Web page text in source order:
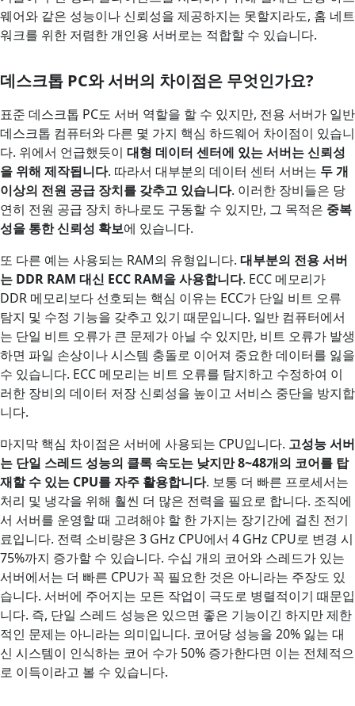
웨어와 같은 성능이나 신뢰성을 제공하지는 못할지라도, 홈 네트
워크를 위한 저렴한 개인용 서버로는 적합할 수 있습니다.
데스크톱 PC와 서버의 차이점은 무엇인가요?
표준 데스크톱 PC도 서버 역할을 할 수 있지만, 전용 서버가 일반
데스크톱 컴퓨터와 다른 몇 가지 핵심 하드웨어 차이점이 있습니
다. 위에서 언급했듯이 대형 데이터 센터에 있는 서버는 신뢰성
을 위해 제작됩니다. 따라서 대부분의 데이터 센터 서버는 두 개
이상의 전원 공급 장치를 갖추고 있습니다. 이러한 장비들은 당
연히 전원 공급 장치 하나로도 구동할 수 있지만, 그 목적은 중복
성을 통한 신뢰성 확보에 있습니다.
또 다른 예는 사용되는 RAM의 유형입니다. 대부분의 전용 서버
는 DDR RAM 대신 ECC RAM을 사용합니다. ECC 메모리가
DDR 메모리보다 선호되는 핵심 이유는 ECC가 단일 비트 오류
탐지 및 수정 기능을 갖추고 있기 때문입니다. 일반 컴퓨터에서
는 단일 비트 오류가 큰 문제가 아닐 수 있지만, 비트 오류가 발생
하면 파일 손상이나 시스템 충돌로 이어져 중요한 데이터를 잃을
수 있습니다. ECC 메모리는 비트 오류를 탐지하고 수정하여 이
러한 장비의 데이터 저장 신뢰성을 높이고 서비스 중단을 방지합
니다.
마지막 핵심 차이점은 서버에 사용되는 CPU입니다. 고성능 서버
는 단일 스레드 성능의 클록 속도는 낮지만 8~48개의 코어를 탑
재할 수 있는 CPU를 자주 활용합니다. 보통 더 빠른 프로세서는
처리 및 냉각을 위해 훨씬 더 많은 전력을 필요로 합니다. 조직에
서 서버를 운영할 때 고려해야 할 한 가지는 장기간에 걸친 전기
료입니다. 전력 소비량은 3 GHz CPU에서 4 GHz CPU로 변경 시
75%까지 증가할 수 있습니다. 수십 개의 코어와 스레드가 있는
서버에서는 더 빠른 CPU가 꼭 필요한 것은 아니라는 주장도 있
습니다. 서버에 주어지는 모든 작업이 극도로 병렬적이기 때문입
니다. 즉, 단일 스레드 성능은 있으면 좋은 기능이긴 하지만 제한
적인 문제는 아니라는 의미입니다. 코어당 성능을 20% 잃는 대
신 시스템이 인식하는 코어 수가 50% 증가한다면 이는 전체적으
로 이득이라고 볼 수 있습니다.